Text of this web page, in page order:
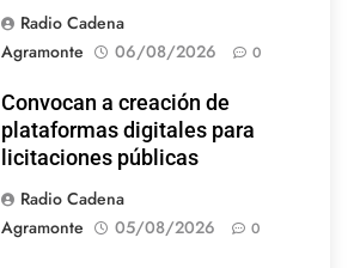
Radio Cadena
Agramonte
06/08/2026 0
Convocan a creación de
plataformas digitales para
licitaciones públicas
Radio Cadena
Agramonte
05/08/2026 0